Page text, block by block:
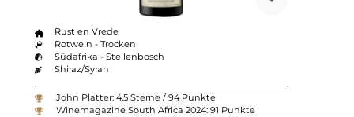
Rust en Vrede
Rotwein - Trocken
Südafrika - Stellenbosch
Shiraz/Syrah
John Platter: 4.5 Sterne / 94 Punkte
Winemagazine South Africa 2024: 91 Punkte